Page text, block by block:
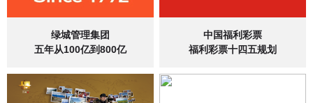
绿城管理集团
五年从100亿到800亿
中国福利彩票
福利彩票十四五规划